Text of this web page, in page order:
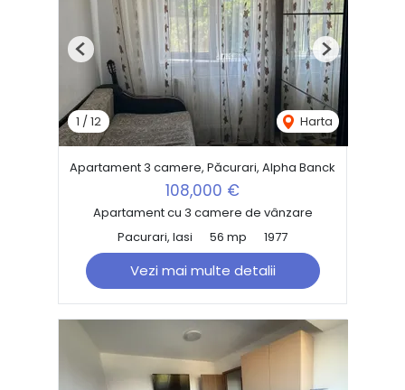
1 /12 Harta
Previous Next
Apartament 3 camere, Păcurari, Alpha Banck
108,000 €
Apartament cu 3 camere de vânzare
Pacurari, Iasi
56 mp 1977
Vezi mai multe detalii